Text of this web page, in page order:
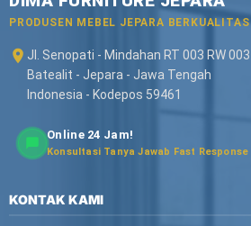
PRODUSEN MEBEL JEPARA BERKUALITAS
Jl. Senopati - Mindahan RT 003 RW 003
Batealit - Jepara - Jawa Tengah
Indonesia - Kodepos 59461
Online 24 Jam!
Konsultasi Tanya Jawab Fast Response
KONTAK KAMI